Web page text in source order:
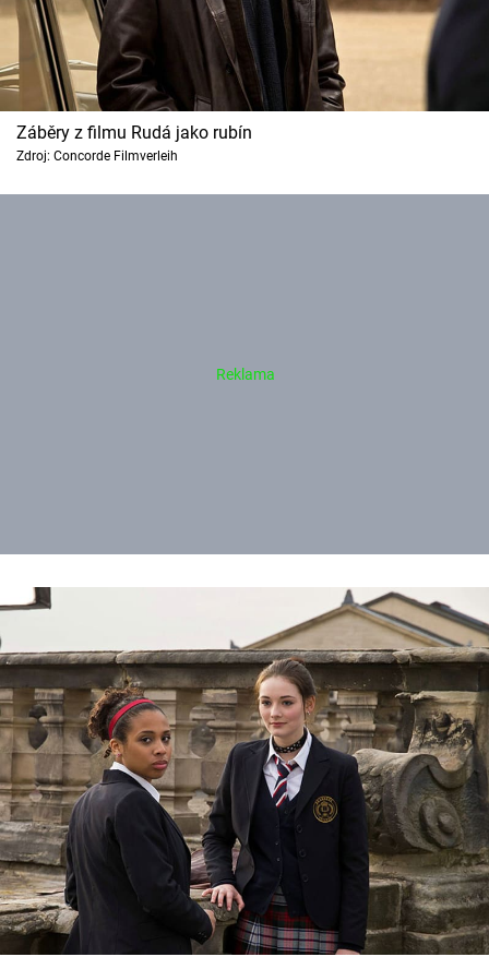
Záběry z filmu Rudá jako rubín
Zdroj: Concorde Filmverleih